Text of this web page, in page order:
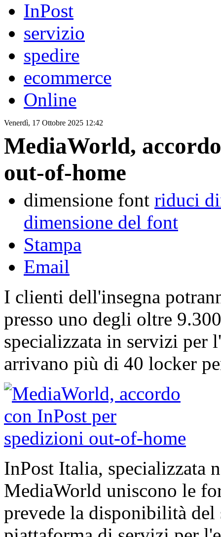
InPost
servizio
spedire
ecommerce
Online
Venerdì, 17 Ottobre 2025 12:42
MediaWorld,
out-of-home
dimensione font riduci
dimensione del font
Stampa
Email
I clienti dell'insegna
presso uno degli oltre
specializzata in servizi per
arrivano più di 40 locker
InPost Italia, specializzata
MediaWorld uniscono le
prevede la disponibilità